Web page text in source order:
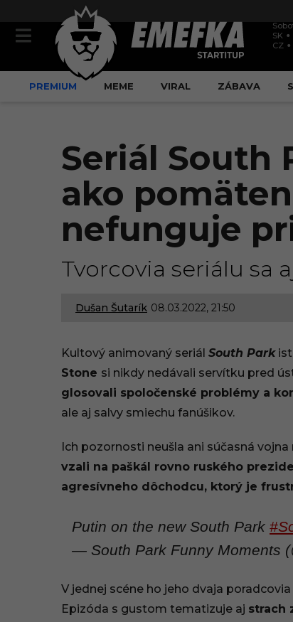
SK
CZ
PREMIUM MEME VIRAL ZÁBAVA
Seriál South
ako
nefunguje
Tvorcovia seriálu sa
Dušan Šutarík 08.03.2022, 21:50
0
0
.
2
,
Kultový animovaný seriál South Park
Stone si nikdy nedávali servítku pred
glosovali spoločenské problémy a
ale aj salvy smiechu fanúšikov.
Ich pozornosti neušla ani súčasná
vzali na paškál rovno ruského
agresívneho dôchodcu, ktorý je
Putin on the new South Park
— South Park Funny Moments
V jednej scéne ho jeho dvaja
Epizóda s gustom tematizuje aj strach